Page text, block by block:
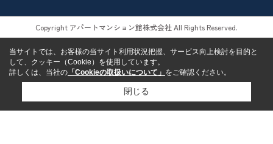
Copyright アパートマンション館株式会社 All Rights Reserved.
当サイトでは、お客様の当サイト利用状況把握、サービス向上検討を目的と
して、クッキー（Cookie）を使用しています。
詳しくは、当社の 「Cookieの取扱いについて」 をご確認ください。
閉じる